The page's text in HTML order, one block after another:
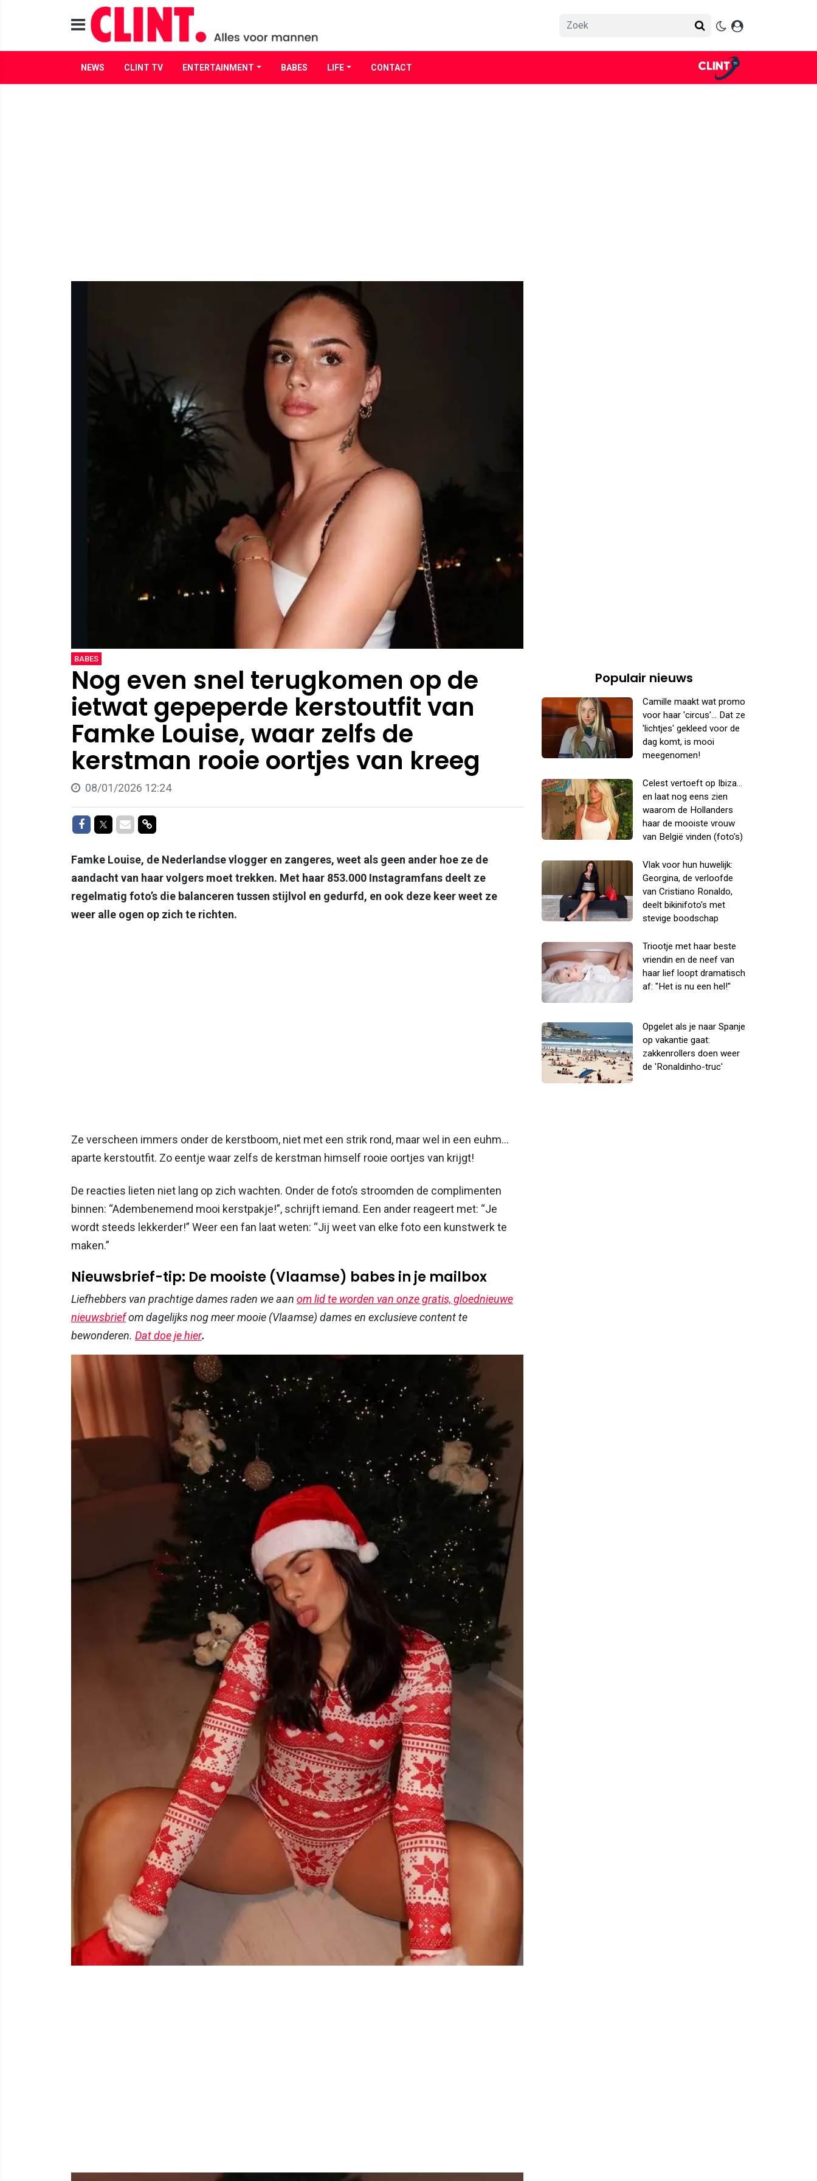
NEWS CLINT TV ENTERTAINMENT BABES LIFE CONTACT
BABES
Nog even snel terugkomen op de
ietwat gepeperde kerstoutfit van
Famke Louise, waar zelfs de
kerstman rooie oortjes van kreeg
08/01/2026 12:24
Delen op Facebook
Delen op Twitter
Delen via Mail
Delen via link
Famke Louise, de Nederlandse vlogger en zangeres, weet als geen ander hoe ze de
aandacht van haar volgers moet trekken. Met haar 853.000 Instagramfans deelt ze
regelmatig foto’s die balanceren tussen stijlvol en gedurfd, en ook deze keer weet ze
weer alle ogen op zich te richten.
Ze verscheen immers onder de kerstboom, niet met een strik rond, maar wel in een euhm...
aparte kerstoutfit. Zo eentje waar zelfs de kerstman himself rooie oortjes van krijgt!
De reacties lieten niet lang op zich wachten. Onder de foto’s stroomden de complimenten
binnen: “Adembenemend mooi kerstpakje!”, schrijft iemand. Een ander reageert met: “Je
wordt steeds lekkerder!” Weer een fan laat weten: “Jij weet van elke foto een kunstwerk te
maken.”
Nieuwsbrief-tip: De mooiste (Vlaamse) babes in je mailbox
Liefhebbers van prachtige dames raden we aan om lid te worden van onze gratis, gloednieuwe
nieuwsbriefom dagelijks nog meer mooie (Vlaamse) dames en exclusieve content te
bewonderen. Dat doe je hier.
Populair nieuws
Camille maakt wat promo
voor haar 'circus'... Dat ze
'lichtjes' gekleed voor de
dag komt, is mooi
meegenomen!
Celest vertoeft op Ibiza...
en laat nog eens zien
waarom de Hollanders
haar de mooiste vrouw
van België vinden (foto's)
Vlak voor hun huwelijk:
Georgina, de verloofde
van Cristiano Ronaldo,
deelt bikinifoto's met
stevige boodschap
Triootje met haar beste
vriendin en de neef van
haar lief loopt dramatisch
af: "Het is nu een hel!"
Opgelet als je naar Spanje
op vakantie gaat:
zakkenrollers doen weer
de 'Ronaldinho-truc'